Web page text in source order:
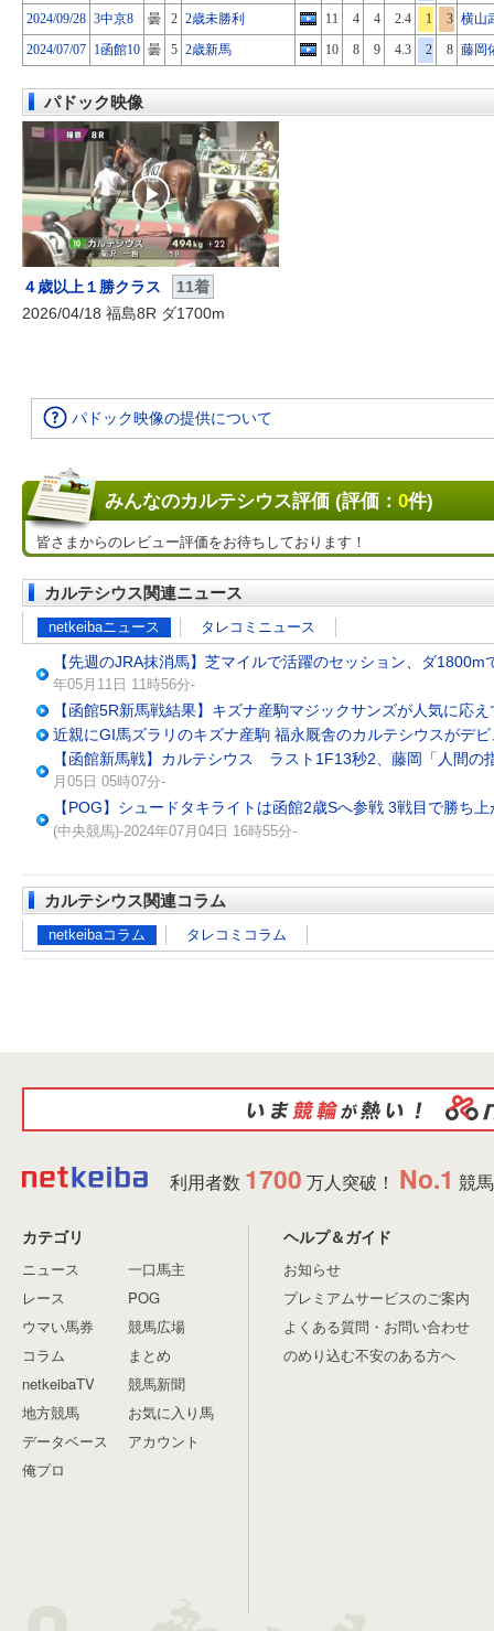
2024/09/28 3中京8 曇 2 2歳未勝利 11 4 4 2.4 1 3 横山
2024/07/07 1函館10 曇 5 2歳新馬 10 8 9 4.3 2 8 藤岡
パドック映像
４歳以上１勝クラス
11着
2026/04/18 福島8R ダ1700m
パドック映像の提供について
みんなのカルテシウス評価 (評価： 0件)
皆さまからのレビュー評価をお待ちしております！
カルテシウス関連ニュース
netkeibaニュース タレコミニュース
【先週のJRA抹消馬】芝マイルで活躍のセッション、ダ
年05月11日 11時56分-
【函館5R新馬戦結果】キズナ産駒マジックサンズが人気に応え
近親にGI馬ズラリのキズナ産駒 福永厩舎のカルテシウスがデビ
【函館新馬戦】カルテシウス ラスト1F13秒2、藤岡「人間の
月05日 05時07分-
【POG】シュードタキライトは函館2歳Sへ参戦 3戦目で勝ち
(中央競馬)-2024年07月04日 16時55分-
カルテシウス関連コラム
netkeibaコラム タレコミコラム
利用者数 1700 万人突破！ No.1 競
カテゴリ
ニュース
レース
ウマい馬券
コラム
netkeibaTV
地方競馬
データベース
俺プロ
一口馬主
POG
競馬広場
まとめ
競馬新聞
お気に入り馬
アカウント
ヘルプ＆ガイド
お知らせ
プレミアムサービスのご案内
よくある質問・お問い合わせ
のめり込む不安のある方へ